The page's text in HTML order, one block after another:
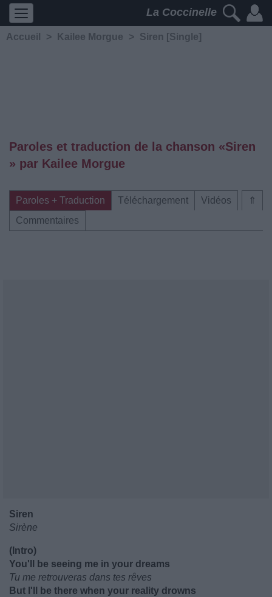
La Coccinelle
Accueil > Kailee Morgue > Siren [Single]
Paroles et traduction de la chanson «Siren
» par Kailee Morgue
⇑
Paroles + Traduction Téléchargement
Vidéos
Commentaires
Siren
Sirène
(Intro)
You'll be seeing me in your dreams
Tu me retrouveras dans tes rêves
But I'll be there when your reality drowns